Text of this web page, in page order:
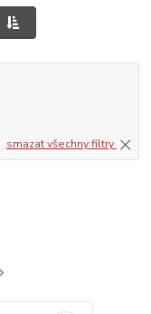
smazat všechny filtry